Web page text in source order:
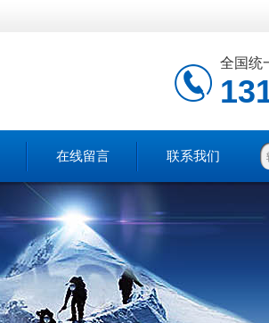
全国统
在线留言 联系我们